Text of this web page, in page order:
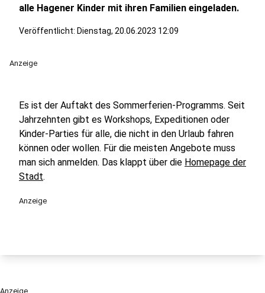
alle Hagener Kinder mit ihren Familien eingeladen.
Veröffentlicht: Dienstag, 20.06.2023 12:09
Anzeige
Es ist der Auftakt des Sommerferien-Programms. Seit
Jahrzehnten gibt es Workshops, Expeditionen oder
Kinder-Parties für alle, die nicht in den Urlaub fahren
können oder wollen. Für die meisten Angebote muss
man sich anmelden. Das klappt über die Homepage der
Stadt.
Anzeige
Anzeige